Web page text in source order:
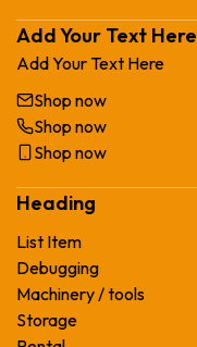
Add Your Text Here
Add Your Text Here
Shop now
Shop now
Shop now
Heading
List Item
Debugging
Machinery / tools
Storage